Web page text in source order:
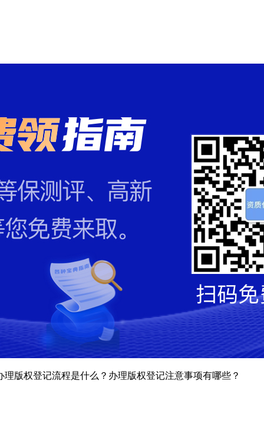
版权登记流程是什么？办理版权登记注意事项有哪些？